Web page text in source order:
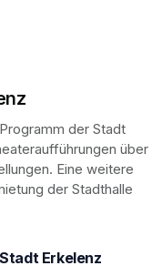
der Stadt
über
Eine weitere
der Stadthalle
Erkelenz